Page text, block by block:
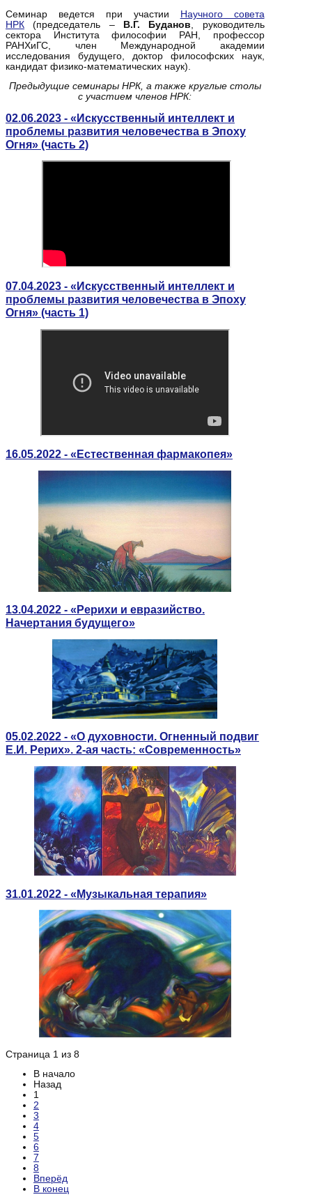
Семинар ведется при участии Научного совета
НРК (председатель – В.Г. Буданов , руководитель
сектора Института философии РАН, профессор
РАНХиГС, член Международной академии
исследования будущего, доктор философских наук,
кандидат физико-математических наук).
Предыдущие семинары НРК, а также круглые столы
с участием членов НРК:
02.06.2023 - «Искусственный интеллект и
проблемы развития человечества в Эпоху
Огня» (часть 2)
07.04.2023 - «Искусственный интеллект и
проблемы развития человечества в Эпоху
Огня» (часть 1)
16.05.2022 - «Естественная фармакопея»
13.04.2022 - «Рерихи и евразийство.
Начертания будущего»
05.02.2022 - «О духовности. Огненный подвиг
Е.И. Рерих». 2-ая часть: «Современность»
31.01.2022 - «Музыкальная терапия»
Страница 1 из 8
В начало
Назад
1
2
3
4
5
6
7
8
Вперёд
В конец